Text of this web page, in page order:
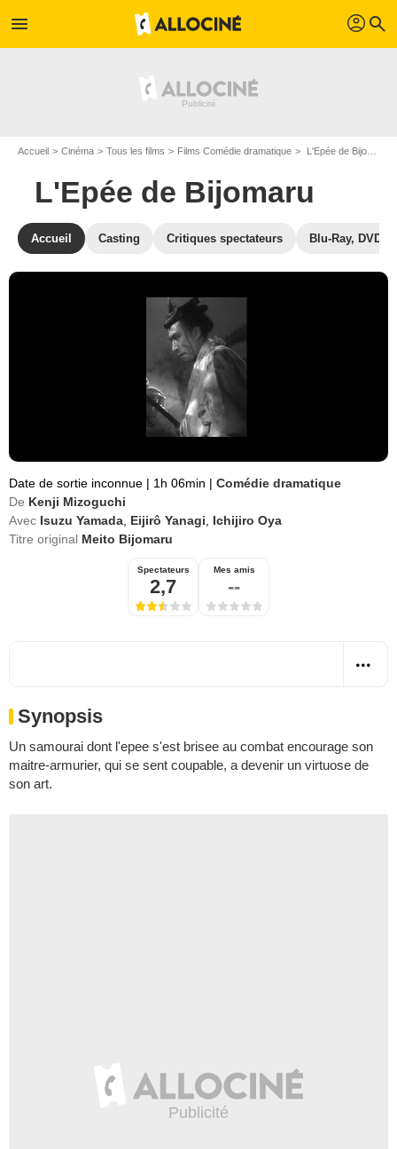
menu profil search
Accueil Cinéma Tous les films Films Comédie dramatique L'Epée de Bijomaru de Kenji Mizoguchi
L'Epée de Bijomaru
Accueil Casting Critiques spectateurs Blu-Ray, DVD
Date de sortie inconnue | 1h 06min | Comédie dramatique
De Kenji Mizoguchi
Avec Isuzu Yamada Eijirô Yanagi
Ichijiro Oya
Titre original Meito Bijomaru
Spectateurs
2,7
Mes amis
--
Synopsis
Un samourai dont l'epee s'est brisee au combat encourage son
maitre-armurier, qui se sent coupable, a devenir un virtuose de
son art.